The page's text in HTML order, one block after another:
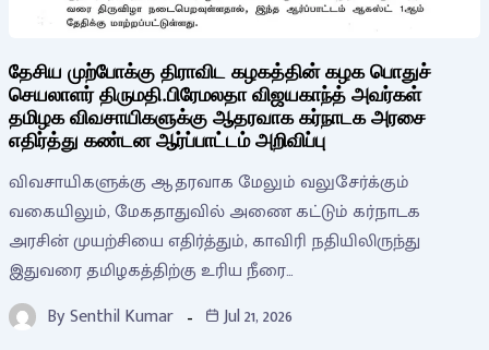
தேசிய முற்போக்கு திராவிட கழகத்தின் கழக பொதுச்
செயலாளர் திருமதி.பிரேமலதா விஜயகாந்த் அவர்கள்
தமிழக விவசாயிகளுக்கு ஆதரவாக கர்நாடக அரசை
எதிர்த்து கண்டன ஆர்ப்பாட்டம் அறிவிப்பு
விவசாயிகளுக்கு ஆதரவாக மேலும் வலுசேர்க்கும்
வகையிலும், மேகதாதுவில் அணை கட்டும் கர்நாடக
அரசின் முயற்சியை எதிர்த்தும், காவிரி நதியிலிருந்து
இதுவரை தமிழகத்திற்கு உரிய நீரை…
BySenthil Kumar Jul 21, 2026